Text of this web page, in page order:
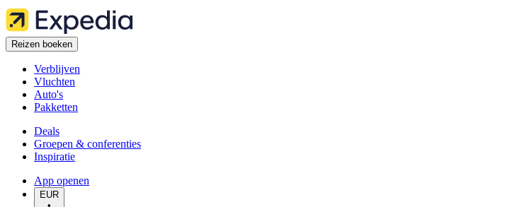
Reizen boeken
Verblijven
Vluchten
Auto's
Pakketten
Deals
Groepen & conferenties
Inspiratie
App openen
EUR